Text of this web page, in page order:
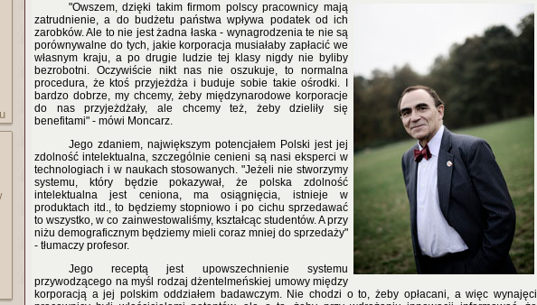
"Owszem, dzięki takim firmom polscy pracownicy mają
zatrudnienie, a do budżetu państwa wpływa podatek od ich
zarobków. Ale to nie jest żadna łaska - wynagrodzenia te nie są
porównywalne do tych, jakie korporacja musiałaby zapłacić we
własnym kraju, a po drugie ludzie tej klasy nigdy nie byliby
bezrobotni. Oczywiście nikt nas nie oszukuje, to normalna
procedura, że ktoś przyjeżdża i buduje sobie takie ośrodki. I
bardzo dobrze, my chcemy, żeby międzynarodowe korporacje
do nas przyjeżdżały, ale chcemy też, żeby dzieliły się
benefitami" - mówi Moncarz.
Jego zdaniem, największym potencjałem Polski jest jej
zdolność intelektualna, szczególnie cenieni są nasi eksperci w
technologiach i w naukach stosowanych. "Jeżeli nie stworzymy
systemu, który będzie pokazywał, że polska zdolność
intelektualna jest ceniona, ma osiągnięcia, istnieje w
produktach itd., to będziemy stopniowo i po cichu sprzedawać
to wszystko, w co zainwestowaliśmy, kształcąc studentów. A przy
niżu demograficznym będziemy mieli coraz mniej do sprzedaży"
- tłumaczy profesor.
Jego receptą jest upowszechnienie systemu
przywodzącego na myśl rodzaj dżentelmeńskiej umowy między
korporacją a jej polskim oddziałem badawczym. Nie chodzi o to, żeby opłacani, a więc wynajęci